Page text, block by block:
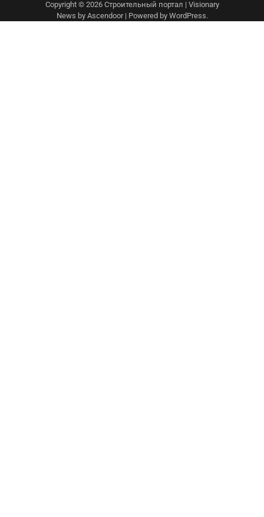
Copyright © 2026 Строительный портал | Visionary
News by Ascendoor| Powered by WordPress.